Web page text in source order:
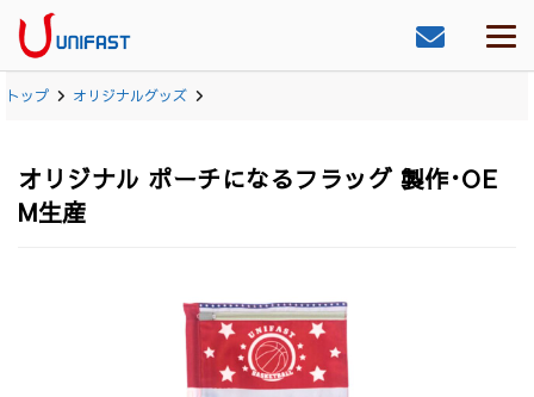
トップ オリジナルグッズ
オリジナル ポーチになるフラッグ 製作･OE
M生産